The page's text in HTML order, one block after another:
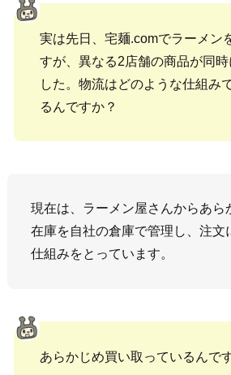
実は先日、宅麺.comでラーメン
すが、異なる2店舗の商品が同時
した。物流はどのような仕組み
るんですか？
現在は、ラーメン屋さんからあら
在庫を自社の倉庫で管理し、注文
仕組みをとっています。
あらかじめ買い取っているんで